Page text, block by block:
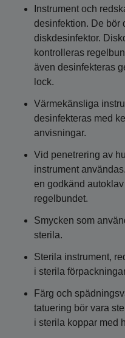
Instrument och
desinfektion. De bör
diskdesinfektor.
kontrolleras
även desinfekteras
lock.
Värmekänsliga
desinfekteras med
anvisningar.
Vid penetrering av
instrument
en godkänd
regelbundet.
Smycken som
sterila.
Sterila instrument,
i sterila
Färg och
tatuering bör vara
i sterila koppar med